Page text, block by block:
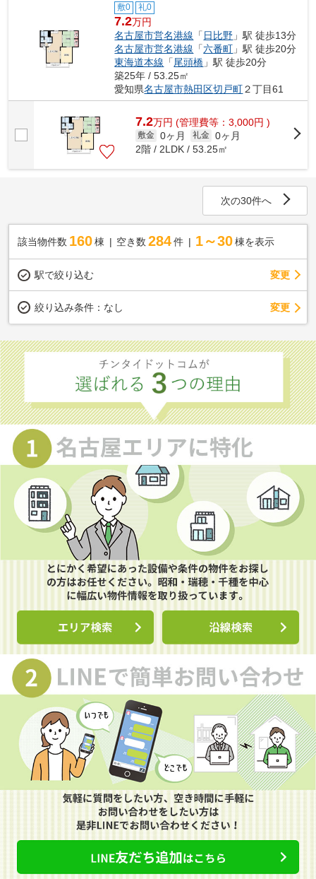
敷0 礼0
7.2万円
名古屋市営名港線 「 日比野 」駅 徒歩13分
名古屋市営名港線 「六番町 」駅 徒歩20分
東海道本線 「尾頭橋 」駅 徒歩20分
築25年 / 53.25㎡
愛知県名古屋市熱田区切戸町２丁目61
7.2万円 (管理費等：3,000円 )
敷金 0ヶ月 礼金 0ヶ月
2階 / 2LDK / 53.25㎡
次の30件へ
該当物件数 160棟 空き数 284 件 1～30 棟を表示
駅で絞り込む 変更
絞り込み条件： なし 変更